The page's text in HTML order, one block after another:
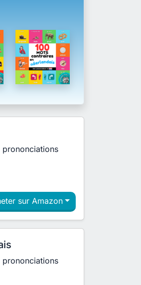
prononciations
sur Amazon
prononciations